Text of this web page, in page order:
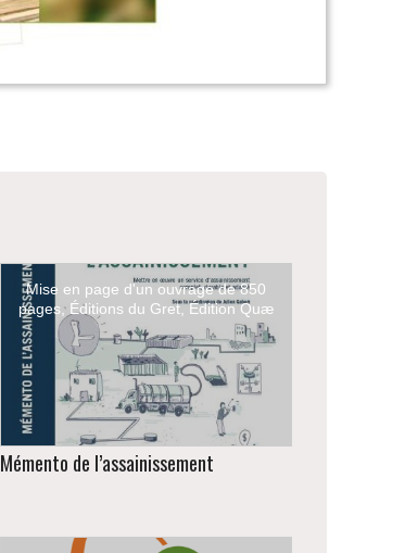
Mise en page d'un ouvrage de 850
pages, Éditions du Gret, Édition Quæ
Mémento de l’assainissement